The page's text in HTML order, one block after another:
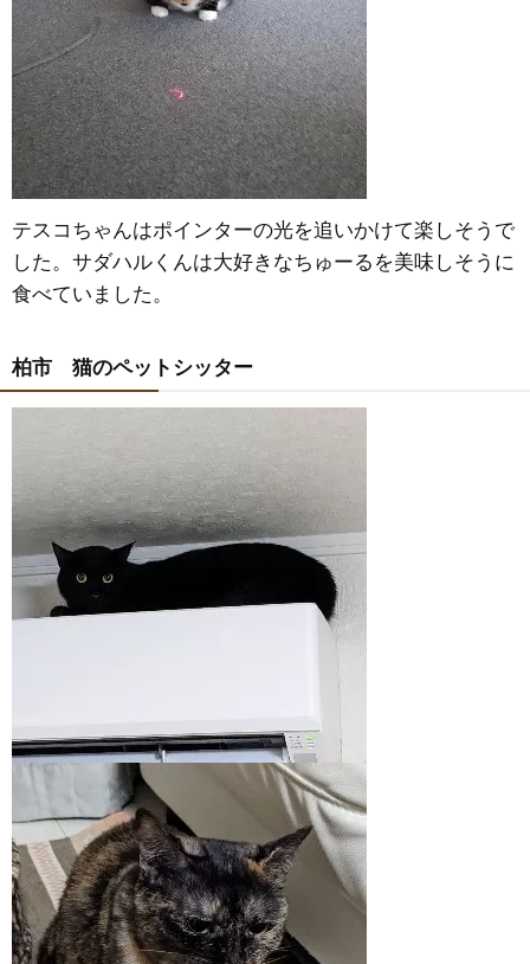
テスコちゃんはポインターの光を追いかけて楽しそうで
した。サダハルくんは大好きなちゅーるを美味しそうに
食べていました。
柏市 猫のペットシッター